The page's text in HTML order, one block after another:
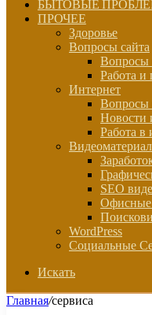
БЫТОВЫЕ
ПРОЧЕЕ
Здоровье
Вопросы сайта
Вопросы
Работа и
Интернет
Вопросы
Новости
Работа в
Видеоматериал
SEO
Офисные
WordPress
Социальные
Искать
Главная/сервиса